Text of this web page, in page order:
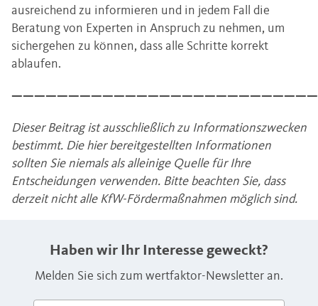
ausreichend zu informieren und in jedem Fall die
Beratung von Experten in Anspruch zu nehmen, um
sichergehen zu können, dass alle Schritte korrekt
ablaufen.
Dieser Beitrag ist ausschließlich zu Informationszwecken
bestimmt. Die hier bereitgestellten Informationen
sollten Sie niemals als alleinige Quelle für Ihre
Entscheidungen verwenden. Bitte beachten Sie, dass
derzeit nicht alle KfW-Fördermaßnahmen möglich sind.
Haben wir Ihr Interesse geweckt?
Melden Sie sich zum wertfaktor-Newsletter an.